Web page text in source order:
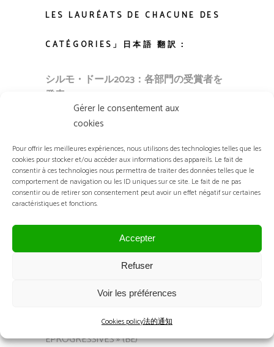
Gérer le consentement aux
cookies
Pour offrir les meilleures expériences, nous utilisons des technologies telles que les
cookies pour stocker et/ou accéder aux informations des appareils. Le fait de
consentir à ces technologies nous permettra de traiter des données telles que le
comportement de navigation ou les ID uniques sur ce site. Le fait de ne pas
consentir ou de retirer son consentement peut avoir un effet négatif sur certaines
caractéristiques et fonctions.
Accepter
Refuser
Voir les préférences
Cookies policy法的通知
LES LAURÉATS DE CHACUNE DES
CATÉGORIES」日本語 翻訳：
シルモ・ドール2023：各部門の受賞者を
発表。
今年はニコラ・ファフィオットが審査委
員長を務めたシルモ・ドールの30回目の
記念すべきエディションは、42人の候補
者の中から受賞者を発表しました。各部
門の受賞者の完全なリストをご覧くださ
い。
BAAAANG» (SP)
スポーツ部門: MARCHON with « FLYFREE »
: ESSILORLUXOTTICA with «
VARILUX XR SERIES » (FR)
: MORROW with « MORROW
EPROGRESSIVES » (BE)